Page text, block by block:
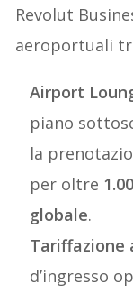
Revolut
aeroportuali
Airport
piano
la
per oltre
globale.
Tariffazione
d’ingresso